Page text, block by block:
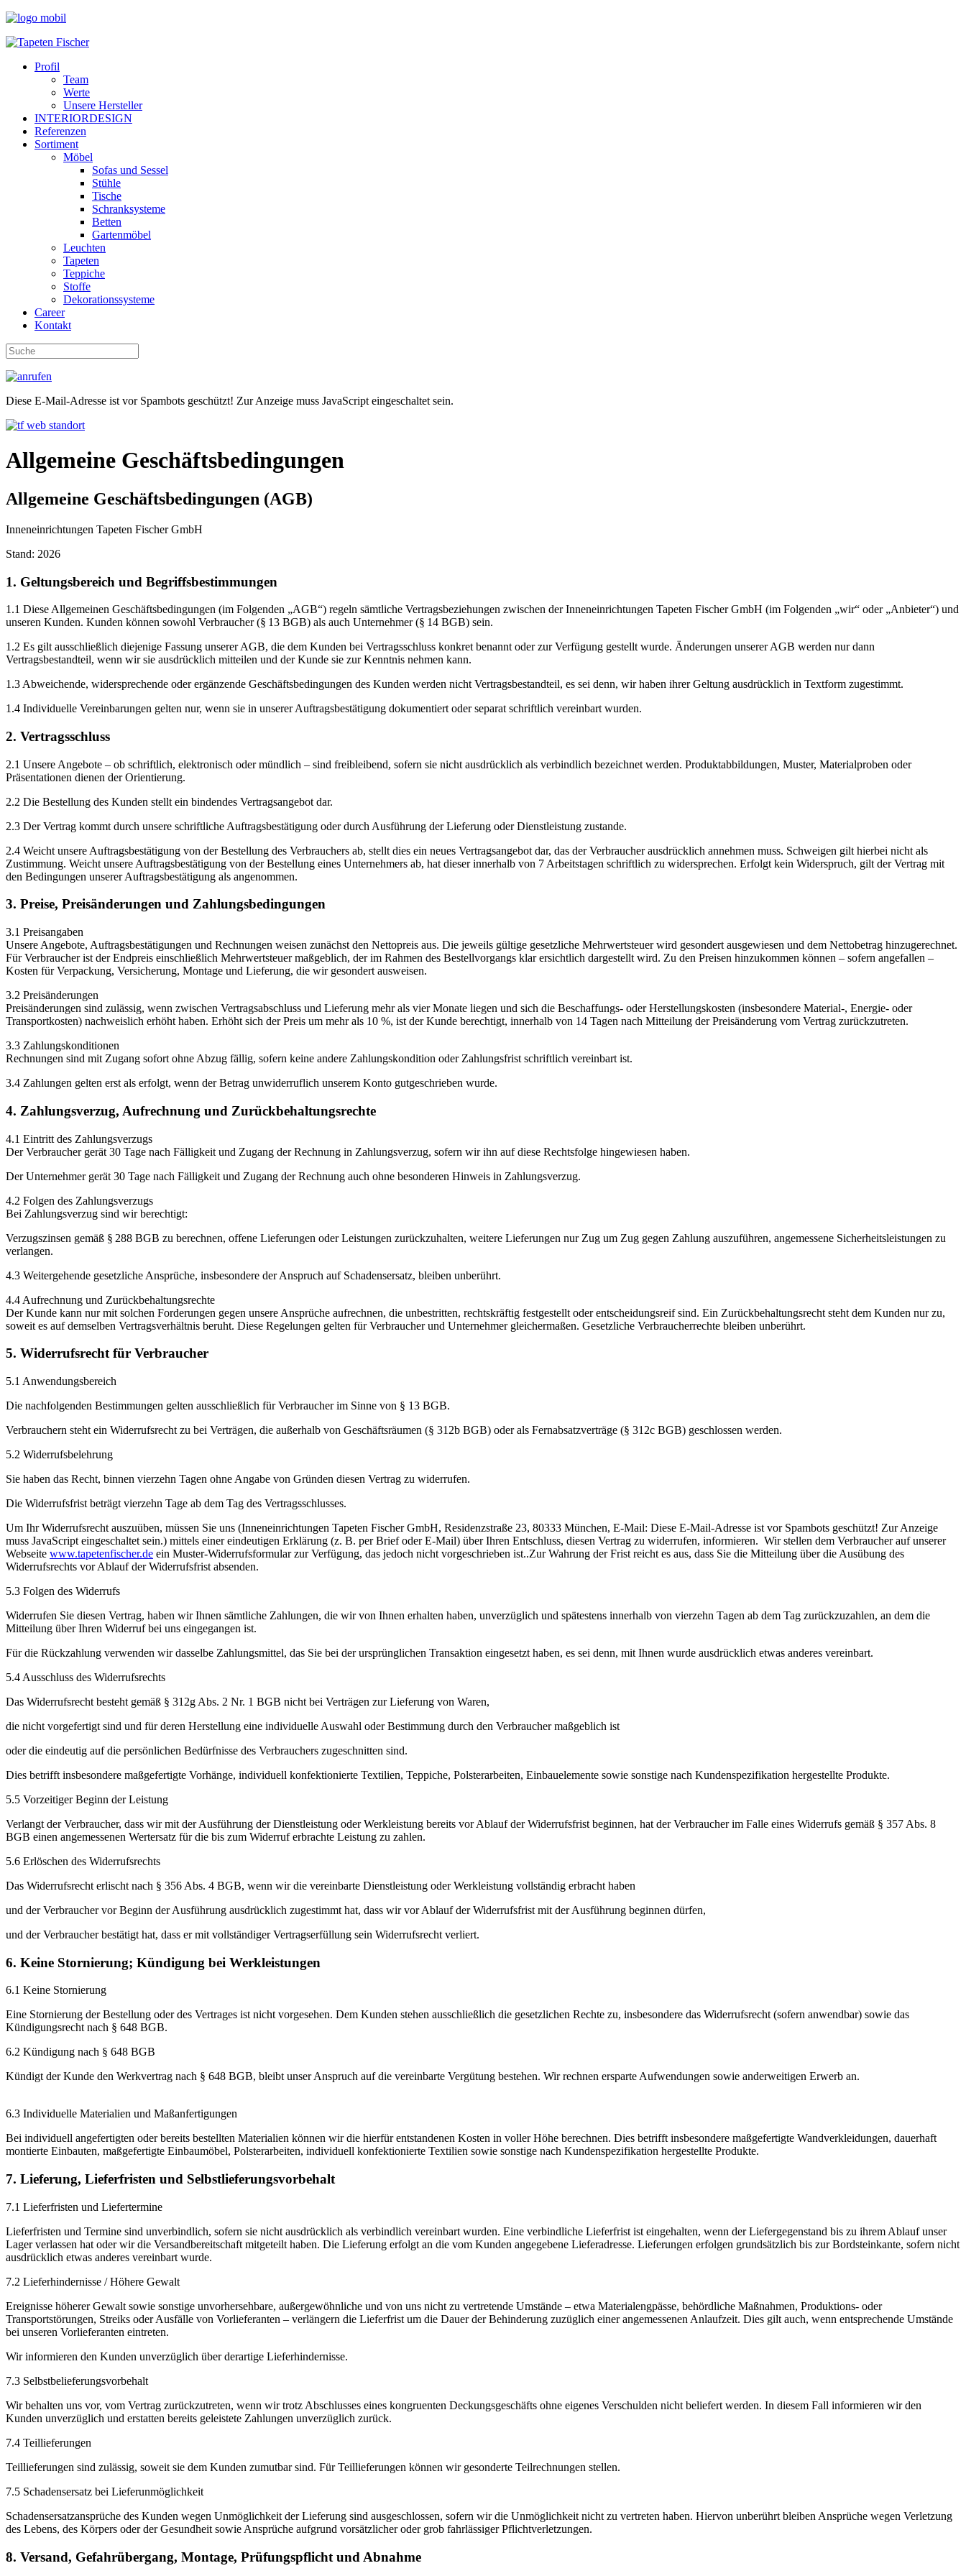
Profil
Team
Werte
Unsere Hersteller
INTERIORDESIGN
Referenzen
Sortiment
Möbel
Sofas und Sessel
Stühle
Tische
Schranksysteme
Betten
Gartenmöbel
Leuchten
Tapeten
Teppiche
Stoffe
Dekorationssysteme
Career
Kontakt
Diese E-Mail-Adresse ist vor Spambots geschützt! Zur Anzeige muss JavaScript eingeschaltet sein.
Allgemeine Geschäftsbedingungen
Allgemeine Geschäftsbedingungen (AGB)
Inneneinrichtungen Tapeten Fischer GmbH
Stand: 2026
1. Geltungsbereich und Begriffsbestimmungen
1.1 Diese Allgemeinen Geschäftsbedingungen (im Folgenden „AGB“) regeln sämtliche Vertragsbeziehungen zwischen der Inneneinrichtungen Tapeten Fischer GmbH (im Folgenden „wir“ oder „Anbieter“) und
unseren Kunden. Kunden können sowohl Verbraucher (§ 13 BGB) als auch Unternehmer (§ 14 BGB) sein.
1.2 Es gilt ausschließlich diejenige Fassung unserer AGB, die dem Kunden bei Vertragsschluss konkret benannt oder zur Verfügung gestellt wurde. Änderungen unserer AGB werden nur dann
Vertragsbestandteil, wenn wir sie ausdrücklich mitteilen und der Kunde sie zur Kenntnis nehmen kann.
1.3 Abweichende, widersprechende oder ergänzende Geschäftsbedingungen des Kunden werden nicht Vertragsbestandteil, es sei denn, wir haben ihrer Geltung ausdrücklich in Textform zugestimmt.
1.4 Individuelle Vereinbarungen gelten nur, wenn sie in unserer Auftragsbestätigung dokumentiert oder separat schriftlich vereinbart wurden.
2. Vertragsschluss
2.1 Unsere Angebote – ob schriftlich, elektronisch oder mündlich – sind freibleibend, sofern sie nicht ausdrücklich als verbindlich bezeichnet werden. Produktabbildungen, Muster, Materialproben oder
Präsentationen dienen der Orientierung.
2.2 Die Bestellung des Kunden stellt ein bindendes Vertragsangebot dar.
2.3 Der Vertrag kommt durch unsere schriftliche Auftragsbestätigung oder durch Ausführung der Lieferung oder Dienstleistung zustande.
2.4 Weicht unsere Auftragsbestätigung von der Bestellung des Verbrauchers ab, stellt dies ein neues Vertragsangebot dar, das der Verbraucher ausdrücklich annehmen muss. Schweigen gilt hierbei nicht als
Zustimmung. Weicht unsere Auftragsbestätigung von der Bestellung eines Unternehmers ab, hat dieser innerhalb von 7 Arbeitstagen schriftlich zu widersprechen. Erfolgt kein Widerspruch, gilt der Vertrag mit
den Bedingungen unserer Auftragsbestätigung als angenommen.
3. Preise, Preisänderungen und Zahlungsbedingungen
3.1 Preisangaben
Unsere Angebote, Auftragsbestätigungen und Rechnungen weisen zunächst den Nettopreis aus. Die jeweils gültige gesetzliche Mehrwertsteuer wird gesondert ausgewiesen und dem Nettobetrag hinzugerechnet.
Für Verbraucher ist der Endpreis einschließlich Mehrwertsteuer maßgeblich, der im Rahmen des Bestellvorgangs klar ersichtlich dargestellt wird. Zu den Preisen hinzukommen können – sofern angefallen –
Kosten für Verpackung, Versicherung, Montage und Lieferung, die wir gesondert ausweisen.
3.2 Preisänderungen
Preisänderungen sind zulässig, wenn zwischen Vertragsabschluss und Lieferung mehr als vier Monate liegen und sich die Beschaffungs- oder Herstellungskosten (insbesondere Material-, Energie- oder
Transportkosten) nachweislich erhöht haben. Erhöht sich der Preis um mehr als 10 %, ist der Kunde berechtigt, innerhalb von 14 Tagen nach Mitteilung der Preisänderung vom Vertrag zurückzutreten.
3.3 Zahlungskonditionen
Rechnungen sind mit Zugang sofort ohne Abzug fällig, sofern keine andere Zahlungskondition oder Zahlungsfrist schriftlich vereinbart ist.
3.4 Zahlungen gelten erst als erfolgt, wenn der Betrag unwiderruflich unserem Konto gutgeschrieben wurde.
4. Zahlungsverzug, Aufrechnung und Zurückbehaltungsrechte
4.1 Eintritt des Zahlungsverzugs
Der Verbraucher gerät 30 Tage nach Fälligkeit und Zugang der Rechnung in Zahlungsverzug, sofern wir ihn auf diese Rechtsfolge hingewiesen haben.
Der Unternehmer gerät 30 Tage nach Fälligkeit und Zugang der Rechnung auch ohne besonderen Hinweis in Zahlungsverzug.
4.2 Folgen des Zahlungsverzugs
Bei Zahlungsverzug sind wir berechtigt:
Verzugszinsen gemäß § 288 BGB zu berechnen, offene Lieferungen oder Leistungen zurückzuhalten, weitere Lieferungen nur Zug um Zug gegen Zahlung auszuführen, angemessene Sicherheitsleistungen zu
verlangen.
4.3 Weitergehende gesetzliche Ansprüche, insbesondere der Anspruch auf Schadensersatz, bleiben unberührt.
4.4 Aufrechnung und Zurückbehaltungsrechte
Der Kunde kann nur mit solchen Forderungen gegen unsere Ansprüche aufrechnen, die unbestritten, rechtskräftig festgestellt oder entscheidungsreif sind. Ein Zurückbehaltungsrecht steht dem Kunden nur zu,
soweit es auf demselben Vertragsverhältnis beruht. Diese Regelungen gelten für Verbraucher und Unternehmer gleichermaßen. Gesetzliche Verbraucherrechte bleiben unberührt.
5. Widerrufsrecht für Verbraucher
5.1 Anwendungsbereich
Die nachfolgenden Bestimmungen gelten ausschließlich für Verbraucher im Sinne von § 13 BGB.
Verbrauchern steht ein Widerrufsrecht zu bei Verträgen, die außerhalb von Geschäftsräumen (§ 312b BGB) oder als Fernabsatzverträge (§ 312c BGB) geschlossen werden.
5.2 Widerrufsbelehrung
Sie haben das Recht, binnen vierzehn Tagen ohne Angabe von Gründen diesen Vertrag zu widerrufen.
Die Widerrufsfrist beträgt vierzehn Tage ab dem Tag des Vertragsschlusses.
Um Ihr Widerrufsrecht auszuüben, müssen Sie uns (Inneneinrichtungen Tapeten Fischer GmbH, Residenzstraße 23, 80333 München, E-Mail: Diese E-Mail-Adresse ist vor Spambots geschützt! Zur Anzeige
muss JavaScript eingeschaltet sein.) mittels einer eindeutigen Erklärung (z. B. per Brief oder E-Mail) über Ihren Entschluss, diesen Vertrag zu widerrufen, informieren. Wir stellen dem Verbraucher auf unserer
Webseite www.tapetenfischer.de ein Muster-Widerrufsformular zur Verfügung, das jedoch nicht vorgeschrieben ist..Zur Wahrung der Frist reicht es aus, dass Sie die Mitteilung über die Ausübung des
Widerrufsrechts vor Ablauf der Widerrufsfrist absenden.
5.3 Folgen des Widerrufs
Widerrufen Sie diesen Vertrag, haben wir Ihnen sämtliche Zahlungen, die wir von Ihnen erhalten haben, unverzüglich und spätestens innerhalb von vierzehn Tagen ab dem Tag zurückzuzahlen, an dem die
Mitteilung über Ihren Widerruf bei uns eingegangen ist.
Für die Rückzahlung verwenden wir dasselbe Zahlungsmittel, das Sie bei der ursprünglichen Transaktion eingesetzt haben, es sei denn, mit Ihnen wurde ausdrücklich etwas anderes vereinbart.
5.4 Ausschluss des Widerrufsrechts
Das Widerrufsrecht besteht gemäß § 312g Abs. 2 Nr. 1 BGB nicht bei Verträgen zur Lieferung von Waren,
die nicht vorgefertigt sind und für deren Herstellung eine individuelle Auswahl oder Bestimmung durch den Verbraucher maßgeblich ist
oder die eindeutig auf die persönlichen Bedürfnisse des Verbrauchers zugeschnitten sind.
Dies betrifft insbesondere maßgefertigte Vorhänge, individuell konfektionierte Textilien, Teppiche, Polsterarbeiten, Einbauelemente sowie sonstige nach Kundenspezifikation hergestellte Produkte.
5.5 Vorzeitiger Beginn der Leistung
Verlangt der Verbraucher, dass wir mit der Ausführung der Dienstleistung oder Werkleistung bereits vor Ablauf der Widerrufsfrist beginnen, hat der Verbraucher im Falle eines Widerrufs gemäß § 357 Abs. 8
BGB einen angemessenen Wertersatz für die bis zum Widerruf erbrachte Leistung zu zahlen.
5.6 Erlöschen des Widerrufsrechts
Das Widerrufsrecht erlischt nach § 356 Abs. 4 BGB, wenn wir die vereinbarte Dienstleistung oder Werkleistung vollständig erbracht haben
und der Verbraucher vor Beginn der Ausführung ausdrücklich zugestimmt hat, dass wir vor Ablauf der Widerrufsfrist mit der Ausführung beginnen dürfen,
und der Verbraucher bestätigt hat, dass er mit vollständiger Vertragserfüllung sein Widerrufsrecht verliert.
6. Keine Stornierung; Kündigung bei Werkleistungen
6.1 Keine Stornierung
Eine Stornierung der Bestellung oder des Vertrages ist nicht vorgesehen. Dem Kunden stehen ausschließlich die gesetzlichen Rechte zu, insbesondere das Widerrufsrecht (sofern anwendbar) sowie das
Kündigungsrecht nach § 648 BGB.
6.2 Kündigung nach § 648 BGB
Kündigt der Kunde den Werkvertrag nach § 648 BGB, bleibt unser Anspruch auf die vereinbarte Vergütung bestehen. Wir rechnen ersparte Aufwendungen sowie anderweitigen Erwerb an.
6.3 Individuelle Materialien und Maßanfertigungen
Bei individuell angefertigten oder bereits bestellten Materialien können wir die hierfür entstandenen Kosten in voller Höhe berechnen. Dies betrifft insbesondere maßgefertigte Wandverkleidungen, dauerhaft
montierte Einbauten, maßgefertigte Einbaumöbel, Polsterarbeiten, individuell konfektionierte Textilien sowie sonstige nach Kundenspezifikation hergestellte Produkte.
7. Lieferung, Lieferfristen und Selbstlieferungsvorbehalt
7.1 Lieferfristen und Liefertermine
Lieferfristen und Termine sind unverbindlich, sofern sie nicht ausdrücklich als verbindlich vereinbart wurden. Eine verbindliche Lieferfrist ist eingehalten, wenn der Liefergegenstand bis zu ihrem Ablauf unser
Lager verlassen hat oder wir die Versandbereitschaft mitgeteilt haben. Die Lieferung erfolgt an die vom Kunden angegebene Lieferadresse. Lieferungen erfolgen grundsätzlich bis zur Bordsteinkante, sofern nicht
ausdrücklich etwas anderes vereinbart wurde.
7.2 Lieferhindernisse / Höhere Gewalt
Ereignisse höherer Gewalt sowie sonstige unvorhersehbare, außergewöhnliche und von uns nicht zu vertretende Umstände – etwa Materialengpässe, behördliche Maßnahmen, Produktions- oder
Transportstörungen, Streiks oder Ausfälle von Vorlieferanten – verlängern die Lieferfrist um die Dauer der Behinderung zuzüglich einer angemessenen Anlaufzeit. Dies gilt auch, wenn entsprechende Umstände
bei unseren Vorlieferanten eintreten.
Wir informieren den Kunden unverzüglich über derartige Lieferhindernisse.
7.3 Selbstbelieferungsvorbehalt
Wir behalten uns vor, vom Vertrag zurückzutreten, wenn wir trotz Abschlusses eines kongruenten Deckungsgeschäfts ohne eigenes Verschulden nicht beliefert werden. In diesem Fall informieren wir den
Kunden unverzüglich und erstatten bereits geleistete Zahlungen unverzüglich zurück.
7.4 Teillieferungen
Teillieferungen sind zulässig, soweit sie dem Kunden zumutbar sind. Für Teillieferungen können wir gesonderte Teilrechnungen stellen.
7.5 Schadensersatz bei Lieferunmöglichkeit
Schadensersatzansprüche des Kunden wegen Unmöglichkeit der Lieferung sind ausgeschlossen, sofern wir die Unmöglichkeit nicht zu vertreten haben. Hiervon unberührt bleiben Ansprüche wegen Verletzung
des Lebens, des Körpers oder der Gesundheit sowie Ansprüche aufgrund vorsätzlicher oder grob fahrlässiger Pflichtverletzungen.
8. Versand, Gefahrübergang, Montage, Prüfungspflicht und Abnahme